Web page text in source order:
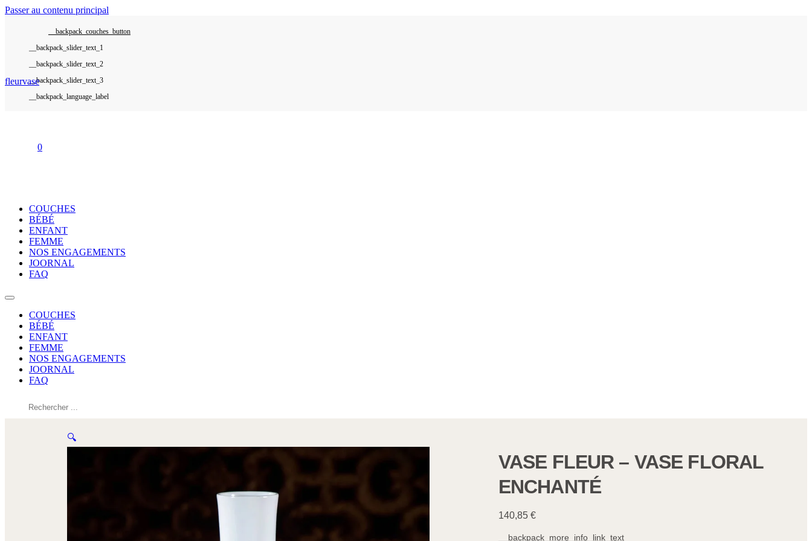
Passer au contenu principal
__backpack_couches_button
__backpack_slider_text_1
__backpack_slider_text_2
__backpack_slider_text_3
__backpack_language_label
0
COUCHES
BÉBÉ
ENFANT
FEMME
NOS ENGAGEMENTS
JOORNAL
FAQ
COUCHES
BÉBÉ
ENFANT
FEMME
NOS ENGAGEMENTS
JOORNAL
FAQ
fleurvase
Rechercher
🔍
VASE FLEUR – VASE FLORAL
ENCHANTÉ
140,85 €
__backpack_more_info_link_text